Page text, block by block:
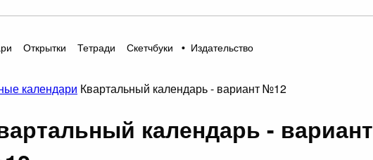
Открытки Тетради Скетчбуки • Издательство
календари Квартальный календарь - вариант №12
календарь - вариант